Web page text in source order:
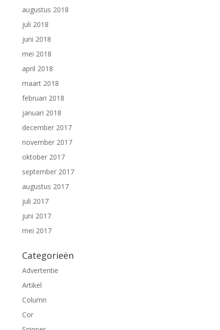
augustus 2018
juli 2018
juni 2018
mei 2018
april 2018
maart 2018
februari 2018
januari 2018
december 2017
november 2017
oktober 2017
september 2017
augustus 2017
juli 2017
juni 2017
mei 2017
Categorieën
Advertentie
Artikel
Column
Cor